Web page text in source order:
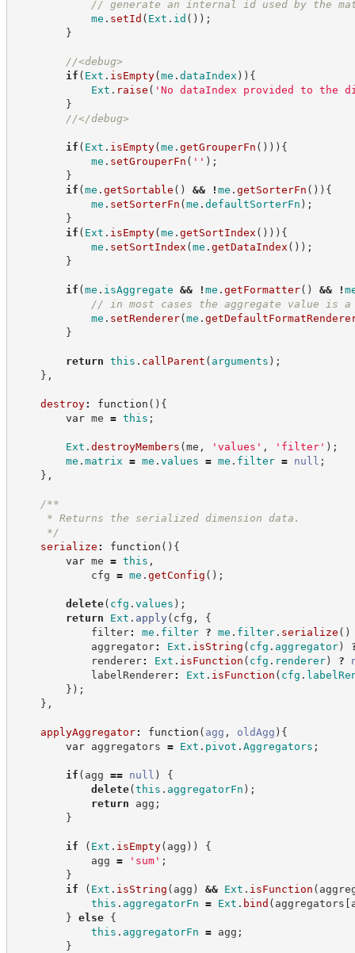
// generate an internal id used by the
me . setId ( Ext . id ( ) ) ;
}
//<debug>
if ( Ext . isEmpty(me . dataIndex ) ) {
Ext . raise ( ' No dataIndex provided to the
}
//</debug>
if ( Ext . isEmpty(me . getGrouperFn ( ) ) ) {
me . setGrouperFn ( ' ' ) ;
}
if (me . getSortable ( ) && ! me . getSorterFn ( ) ) {
me . setSorterFn (me . defaultSorterFn ) ;
}
if ( Ext . isEmpty(me . getSortIndex ( ) ) ) {
me . setSortIndex (me . getDataIndex ( ) ) ;
}
if (me . isAggregate && ! me . getFormatter( ) && !
// in most cases the aggregate value is a
me . setRenderer(me .
}
return this . callParent ( arguments ) ;
} ,
destroy: function ( ) {
var me = this ;
Ext . destroyMembers (me , ' values ' , ' filter' ) ;
me . matrix = me . values = me . filter = null ;
} ,
/**
* Returns the serialized dimension data.
*/
serialize : function ( ) {
var me = this ,
cfg = me . getConfig ( ) ;
delete( cfg . values ) ;
return
Ext . apply ( cfg ,
{
filter: me . filter ? me . filter. serialize ( )
aggregator: Ext . isString ( cfg . aggregator)
renderer: Ext . isFunction ( cfg . renderer) ?
labelRenderer: Ext . isFunction ( cfg .
} ) ;
} ,
applyAggregator: function ( agg , oldAgg ) {
var aggregators = Ext . pivot . Aggregators ;
if ( agg == null )
{
delete(this . aggregatorFn ) ;
return agg ;
}
if ( Ext . isEmpty( agg ) )
{
agg = ' sum' ;
}
if
( Ext . isString ( agg ) && Ext . isFunction (
this . aggregatorFn = Ext . bind ( aggregators [
} else
{
this . aggregatorFn = agg ;
}